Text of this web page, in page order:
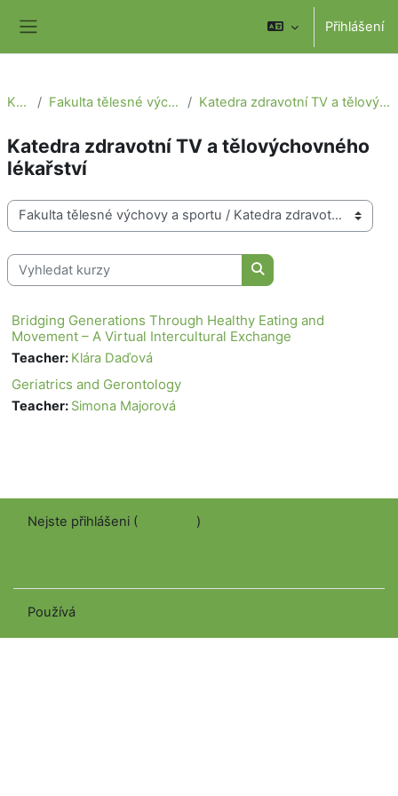
Přihlášení
Kurzy Fakulta tělesné výchovy a sportu Katedra zdravotní TV a tělovýchovného lékařství
Katedra zdravotní TV a tělovýchovného
lékařství
Kategorie kurzů
Vyhledat kurzy
Vyhledat kurzy
Bridging Generations Through Healthy Eating and
Movement – A Virtual Intercultural Exchange
Teacher: Klára Daďová
Geriatrics and Gerontology
Teacher: Simona Majorová
Nejste přihlášeni (
)
Používá